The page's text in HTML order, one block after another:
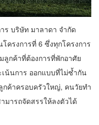
ร บริษัท มาลาดา จํากัด
ครงการที่ 6 ซึ่งทุกโครงการ
ลูกค้าที่ต้องการที่พักอาศัย
น้นการ ออกแบบที่ไม่ซ้ำกัน
กค้าครอบครัวใหญ่, คนวัยทํา
มารถจัดสรรให้ลงตัวได้